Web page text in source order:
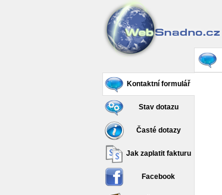
Kontaktní formulář
Stav dotazu
Časté dotazy
Jak zaplatit fakturu
Facebook